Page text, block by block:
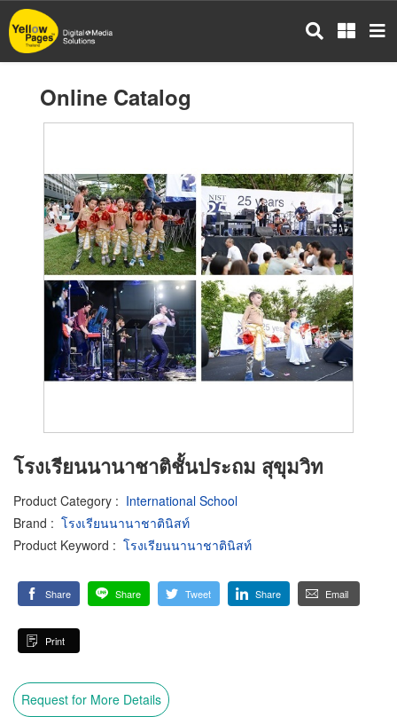
Skip
to
main
Online Catalog
โรงเรียนนานาชาติชั้นประถม สุขุมวิท
Product Category : International School
Brand : โรงเรียนนานาชาตินิสท์
Product Keyword : โรงเรียนนานาชาตินิสท์
Share Share Tweet Share Email
Print
Request for More Details